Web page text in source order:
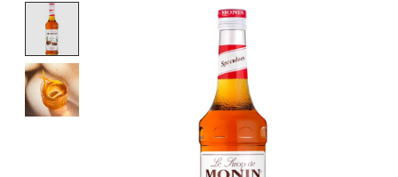
Product image slideshow Items